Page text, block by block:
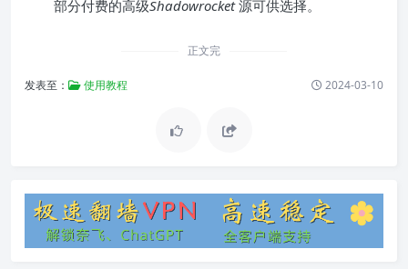
部分付费的高级Shadowrocket源可供选择。
正文完
发表至： 使用教程 2024-03-10